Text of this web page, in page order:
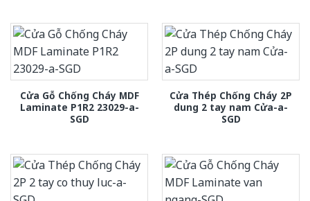
Cửa Gỗ Chống Cháy MDF
Laminate P1R2 23029-a-
SGD
Cửa Thép Chống Cháy 2P
dung 2 tay nam Cửa-a-
SGD